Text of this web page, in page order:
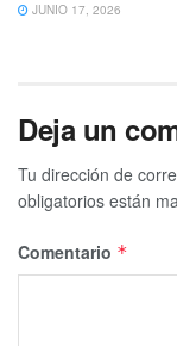
JUNIO 17, 2026
Deja un
Tu dirección de
obligatorios están
Comentario *